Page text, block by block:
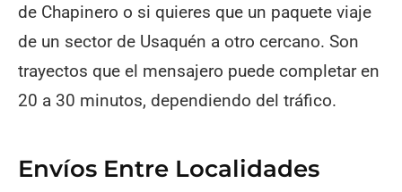
de Chapinero o si quieres que un paquete viaje
de un sector de Usaquén a otro cercano. Son
trayectos que el mensajero puede completar en
20 a 30 minutos, dependiendo del tráfico.
Envíos Entre Localidades